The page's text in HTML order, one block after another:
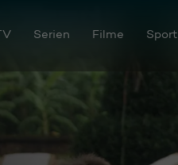
Serien Filme Sport